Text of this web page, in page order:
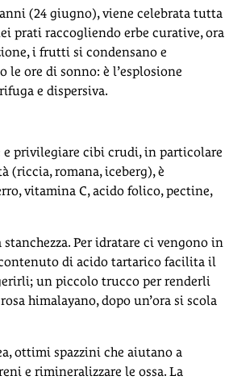
(24 giugno), viene celebrata tutta
prati raccogliendo erbe curative, ora
i frutti si condensano e
ore di sonno: è l’esplosione
e dispersiva.
privilegiare cibi crudi, in particolare
(riccia, romana, iceberg), è
vitamina C, acido folico, pectine,
Per idratare ci vengono in
di acido tartarico facilita il
un piccolo trucco per renderli
himalayano, dopo un’ora si scola
ottimi spazzini che aiutano a
e rimineralizzare le ossa. La